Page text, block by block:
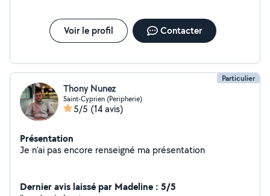
Voir le profil Contacter
Particulier
Thony Nunez
Saint-Cyprien (Peripherie)
5/5 (14 avis)
Présentation
Je n'ai pas encore renseigné ma présentation
Dernier avis laissé par Madeline : 5/5